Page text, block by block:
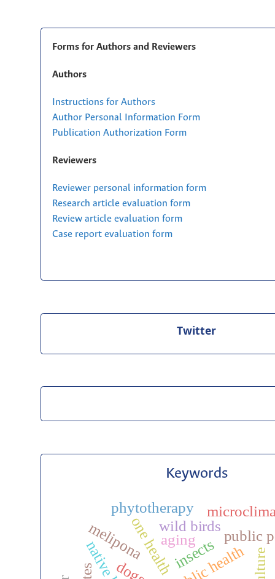
Forms for Authors and Reviewers
Authors
Instructions for Authors
Author Personal Information Form
Publication Authorization Form
Reviewers
Reviewer personal information form
Research article evaluation form
Review article evaluation form
Case report evaluation form
Twitter
Keywords
one health public
wild birds
melipona
phytotherapy
insects
dogs
aging